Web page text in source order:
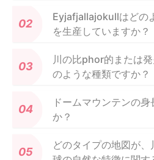
Eyjafjallajokullはどの
を生産していますか？
川の比phor的または
のような種類ですか？
ドームマウンテンの
か？
どのタイプの地図が​​